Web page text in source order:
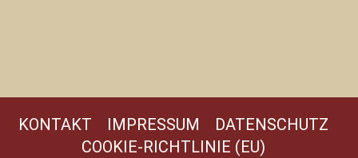
KONTAKT IMPRESSUM
DATENSCHUTZ
COOKIE-RICHTLINIE (EU)